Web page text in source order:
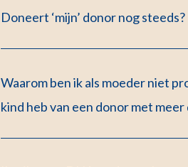
Doneert ‘mijn’ donor nog steeds?
Waarom ben ik als moeder niet
kind heb van een donor met